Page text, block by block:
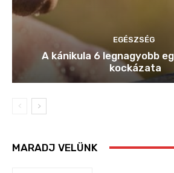
EGÉSZSÉG
A kánikula 6 legnagyobb
kockázata
MARADJ VELÜNK